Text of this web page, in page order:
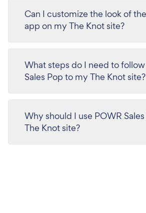
Can I customize the look of
app on my The Knot site?
What steps do I need to
Sales Pop to my The Knot site?
Why should I use POWR
The Knot site?